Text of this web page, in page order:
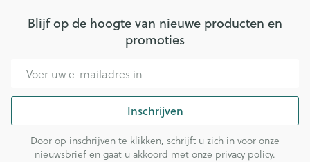
Blijf op de hoogte van nieuwe producten en
promoties
Inschrijven
Door op inschrijven te klikken, schrijft u zich in voor onze
nieuwsbrief en gaat u akkoord met onze privacy policy.